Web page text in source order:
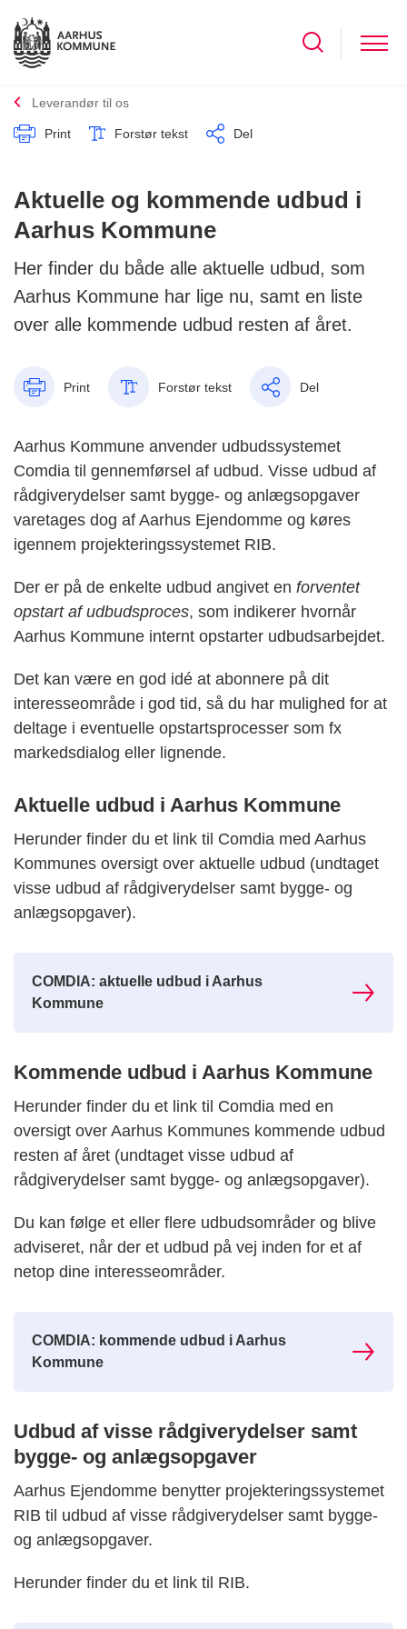
Leverandør til os
Print Forstør tekst Del
Aktuelle og kommende udbud i
Aarhus Kommune
Her finder du både alle aktuelle udbud, som
Aarhus Kommune har lige nu, samt en liste
over alle kommende udbud resten af året.
Print Forstør tekst Del
Aarhus Kommune anvender udbudssystemet
Comdia til gennemførsel af udbud. Visse udbud af
rådgiverydelser samt bygge- og anlægsopgaver
varetages dog af Aarhus Ejendomme og køres
igennem projekteringssystemet RIB.
Der er på de enkelte udbud angivet en forventet
opstart af udbudsproces, som indikerer hvornår
Aarhus Kommune internt opstarter udbudsarbejdet.
Det kan være en god idé at abonnere på dit
interesseområde i god tid, så du har mulighed for at
deltage i eventuelle opstartsprocesser som fx
markedsdialog eller lignende.
Aktuelle udbud i Aarhus Kommune
Herunder finder du et link til Comdia med Aarhus
Kommunes oversigt over aktuelle udbud (undtaget
visse udbud af rådgiverydelser samt bygge- og
anlægsopgaver).
COMDIA: aktuelle udbud i Aarhus
Kommune
Kommende udbud i Aarhus Kommune
Herunder finder du et link til Comdia med en
oversigt over Aarhus Kommunes kommende udbud
resten af året (undtaget visse udbud af
rådgiverydelser samt bygge- og anlægsopgaver).
Du kan følge et eller flere udbudsområder og blive
adviseret, når der et udbud på vej inden for et af
netop dine interesseområder.
COMDIA: kommende udbud i Aarhus
Kommune
Udbud af visse rådgiverydelser samt
bygge- og anlægsopgaver
Aarhus Ejendomme benytter projekteringssystemet
RIB til udbud af visse rådgiverydelser samt bygge-
og anlægsopgaver.
Herunder finder du et link til RIB.